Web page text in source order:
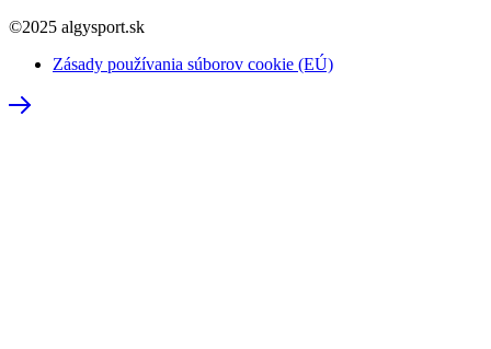
©2025 algysport.sk
Zásady používania súborov cookie (EÚ)